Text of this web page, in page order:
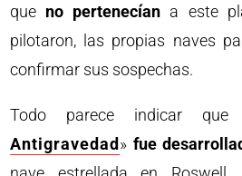
que no pertenecían a este
pilotaron, las propias naves
confirmar sus sospechas.
Todo parece indicar
Antigravedad» fue